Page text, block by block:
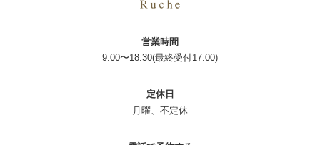
営業時間
9:00〜18:30(最終受付17:00)
定休日
月曜、不定休